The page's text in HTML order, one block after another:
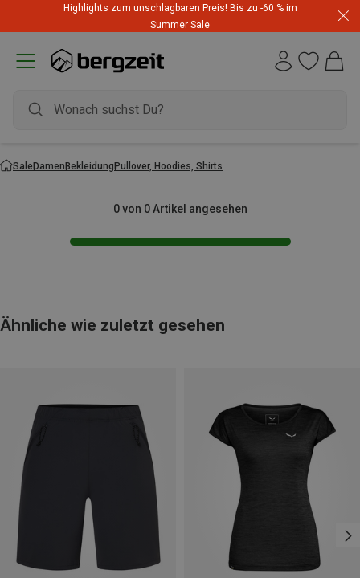
Highlights zum unschlagbaren Preis! Bis zu -60 % im
Summer Sale
SaleDamenBekleidungPullover, Hoodies, Shirts
0 von 0 Artikel angesehen
Ähnliche wie zuletzt gesehen